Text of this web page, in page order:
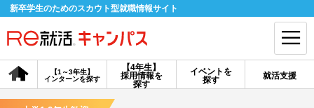
新卒学生のためのスカウト型就職情報サイト
【4年生】
採用情報を
探す
【1～3年生】
インターンを探す
イベントを
探す
就活支援
会員登録 ログイン